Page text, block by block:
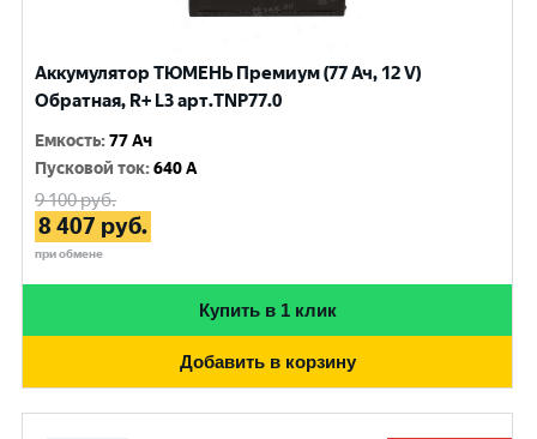
Аккумулятор ТЮМЕНЬ Премиум (77 Ач, 12 V)
Обратная, R+ L3 арт.TNP77.0
Емкость:77 Ач
Пусковой ток:640 A
9 100руб.
8 407 руб.
при обмене
Купить в 1 клик
Добавить в корзину